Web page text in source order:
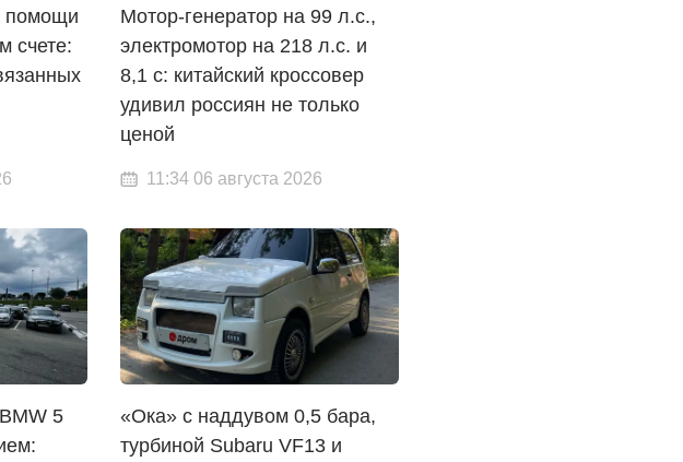
помощи
счете:
Мотор-генератор на 99 л.с.,
электромотор на 218 л.с. и
8,1 с: китайский кроссовер
удивил россиян не только
ценой
11:34 06 августа 2026
5
«Ока» с наддувом 0,5 бара,
турбиной Subaru VF13 и